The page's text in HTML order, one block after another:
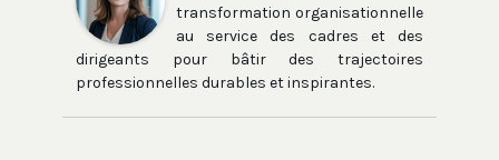
transformation organisationnelle
au service des cadres et des
dirigeants pour bâtir des trajectoires
professionnelles durables et inspirantes.